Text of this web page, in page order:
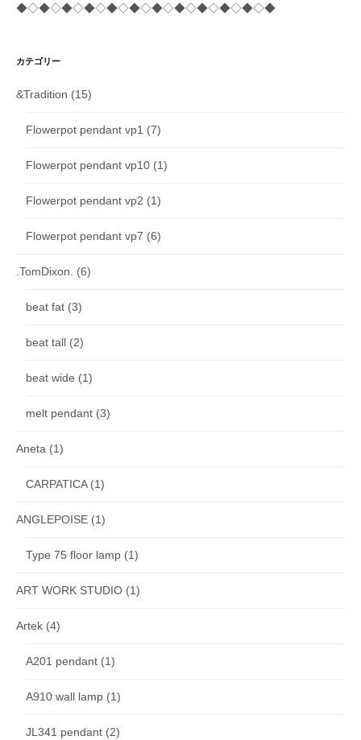
◆◇◆◇◆◇◆◇◆◇◆◇◆◇◆◇◆◇◆◇◆◇◆
カテゴリー
&Tradition (15)
Flowerpot pendant vp1 (7)
Flowerpot pendant vp10 (1)
Flowerpot pendant vp2 (1)
Flowerpot pendant vp7 (6)
.TomDixon. (6)
beat fat (3)
beat tall (2)
beat wide (1)
melt pendant (3)
Aneta (1)
CARPATICA(1)
ANGLEPOISE (1)
Type 75 floor lamp (1)
ART WORK STUDIO (1)
Artek (4)
A201 pendant (1)
A910 wall lamp (1)
JL341 pendant (2)